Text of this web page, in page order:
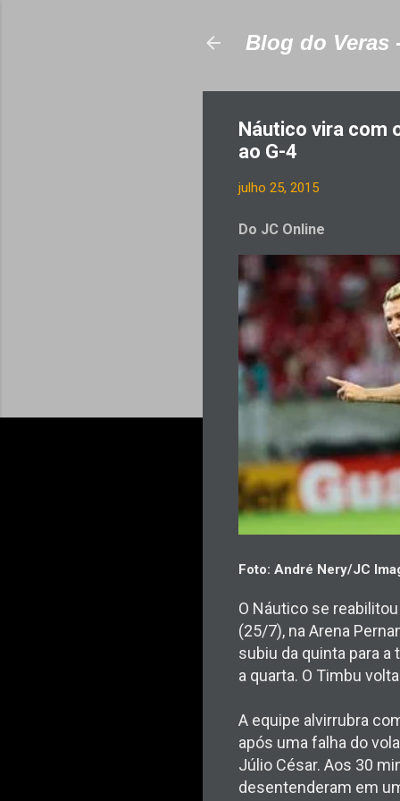
Blog do Veras
Náutico vira com
ao G-4
julho 25, 2015
Do JC Online
Foto: André Nery/JC
O Náutico se
(25/7), na Arena
subiu da quinta para
a quarta. O Timbu
A equipe alvirrubra
após uma falha do
Júlio César. Aos 30
desentenderam em